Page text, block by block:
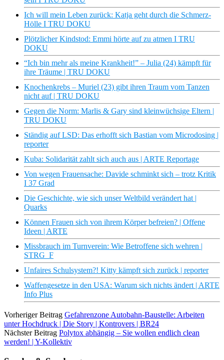
Ich will mein Leben zurück: Katja geht durch die Schmerz-
Hölle I TRU DOKU
Plötzlicher Kindstod: Emmi hörte auf zu atmen I TRU
DOKU
“Ich bin mehr als meine Krankheit!” – Julia (24) kämpft für
ihre Träume | TRU DOKU
Knochenkrebs – Muriel (23) gibt ihren Traum vom Tanzen
nicht auf | TRU DOKU
Gegen die Norm: Marlis & Gary sind kleinwüchsige Eltern |
TRU DOKU
Ständig auf LSD: Das erhofft sich Bastian vom Microdosing |
reporter
Kuba: Solidarität zahlt sich auch aus | ARTE Reportage
Von wegen Frauensache: Davide schminkt sich – trotz Kritik
I 37 Grad
Die Geschichte, wie sich unser Weltbild verändert hat |
Quarks
Können Frauen sich von ihrem Körper befreien? | Offene
Ideen | ARTE
Missbrauch im Turnverein: Wie Betroffene sich wehren |
STRG_F
Unfaires Schulsystem?! Kitty kämpft sich zurück | reporter
Waffengesetze in den USA: Warum sich nichts ändert | ARTE
Info Plus
Vorheriger Beitrag Gefahrenzone Autobahn-Baustelle: Arbeiten
unter Hochdruck | Die Story | Kontrovers | BR24
Nächster Beitrag Polytox abhängig – Sie wollen endlich clean
werden! | Y-Kollektiv